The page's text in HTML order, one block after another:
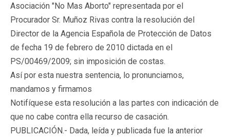
Asociación "No Mas Aborto" representada por el
Procurador Sr. Muñoz Rivas contra la resolución del
Director de la Agencia Española de Protección de Datos
de fecha 19 de febrero de 2010 dictada en el
PS/00469/2009; sin imposición de costas.
Así por esta nuestra sentencia, lo pronunciamos,
mandamos y firmamos
Notifíquese esta resolución a las partes con indicación de
que no cabe contra ella recurso de casación.
PUBLICACIÓN.- Dada, leída y publicada fue la anterior